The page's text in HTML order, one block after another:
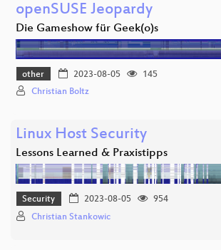
openSUSE Jeopardy
Die Gameshow für Geek(o)s
other 2023-08-05
145
Christian Boltz
Linux Host Security
Lessons Learned & Praxistipps
Security 2023-08-05
954
Christian Stankowic